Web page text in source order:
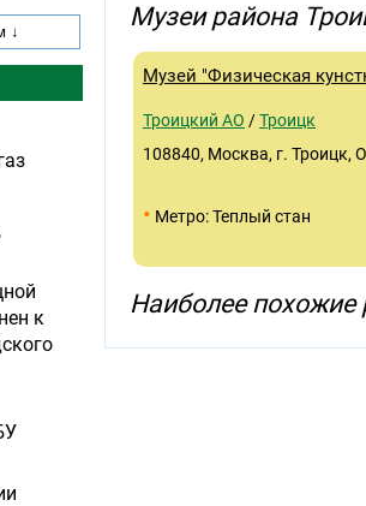
Музеи района
Музей "Физическая
Троицкий АО /Троицк
108840, Москва, г. Троицк,
• Метро: Теплый стан
Наиболее похожие
к